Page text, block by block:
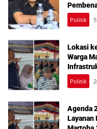
Politik
Lokasi
Warga
dalam
Politik
Agenda
Layanan